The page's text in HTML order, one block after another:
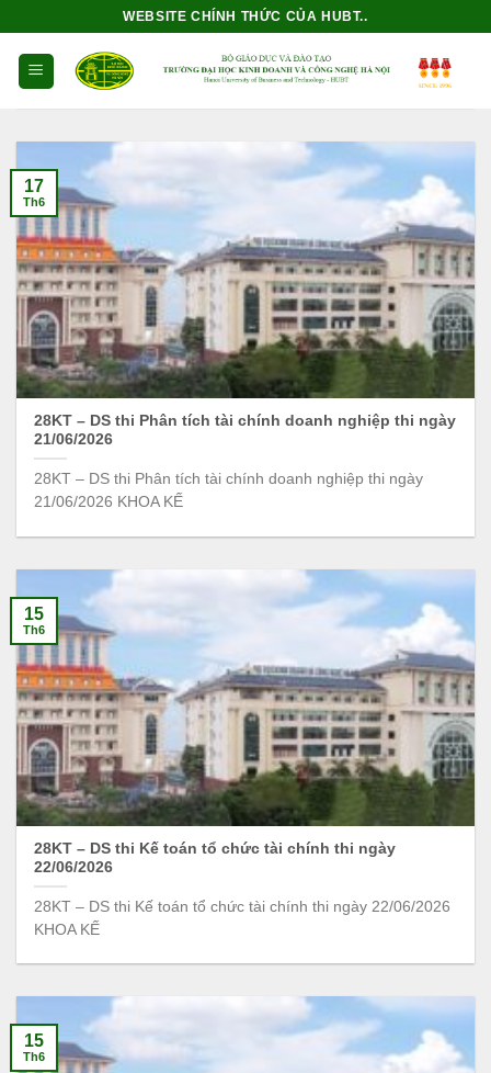
dung
WEBSITE CHÍNH THỨC CỦA HUBT..
28KT – DS thi Phân tích tài chính doanh nghiệp thi ngày
21/06/2026
28KT – DS thi Phân tích tài chính doanh nghiệp thi ngày
21/06/2026 KHOA KẾ
17
Th6
28KT – DS thi Kế toán tổ chức tài chính thi ngày
22/06/2026
28KT – DS thi Kế toán tổ chức tài chính thi ngày 22/06/2026
KHOA KẾ
15
Th6
15
Th6